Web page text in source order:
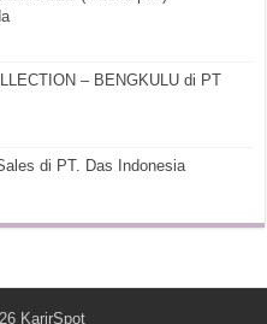
– BENGKULU di PT
di PT. Das Indonesia
KarirSpot